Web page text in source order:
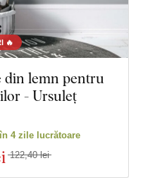
🔥
din lemn pentru
- Ursuleț
4 zile lucrătoare
122,40 lei